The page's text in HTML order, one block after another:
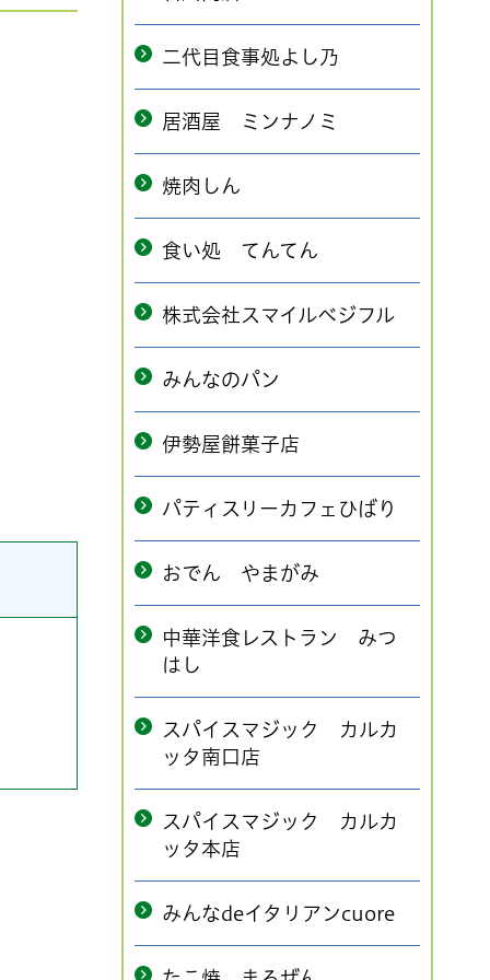
二代目食事処よし乃
居酒屋 ミンナノミ
焼肉しん
食い処 てんてん
株式会社スマイルベジフル
みんなのパン
伊勢屋餅菓子店
パティスリーカフェひばり
おでん やまがみ
中華洋食レストラン みつ
はし
スパイスマジック カルカ
ッタ南口店
スパイスマジック カルカ
ッタ本店
みんなdeイタリアンcuore